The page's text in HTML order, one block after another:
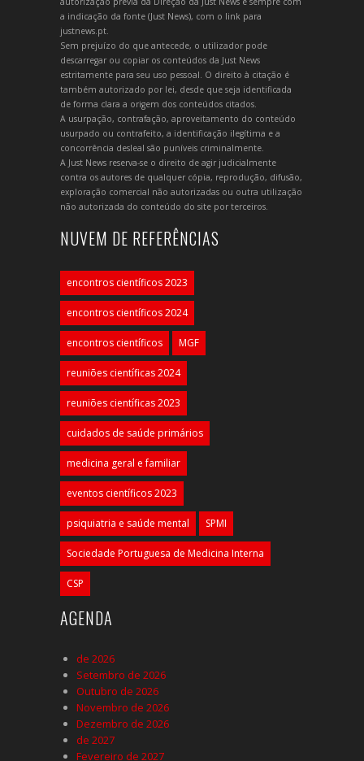
a indicação da fonte (Just News), com o link para
justnews.pt.
Sem prejuízo do que antecede, o utilizador pode
descarregar ou copiar os conteúdos da Just News
estritamente para seu uso pessoal. O direito à citação é
também autorizado por lei, desde que seja identificada
de forma clara a origem dos conteúdos citados.
A usurpação, contrafação, aproveitamento do conteúdo
usurpado ou contrafeito, a identificação ilegítima e a
concorrência desleal são puníveis criminalmente.
A Just News reserva-se o direito de agir judicialmente
contra os autores de qualquer cópia, reprodução, difusão,
exploração comercial não autorizadas ou outra utilização
não autorizada do conteúdo do site por terceiros.
NUVEM DE REFERÊNCIAS
encontros científicos 2023
encontros científicos 2024
encontros científicos MGF
reuniões científicas 2024
reuniões científicas 2023
cuidados de saúde primários
medicina geral e familiar
eventos científicos 2023
psiquiatria e saúde mental SPMI
Sociedade Portuguesa de Medicina Interna
CSP
AGENDA
de 2026
Setembro de 2026
Outubro de 2026
Novembro de 2026
Dezembro de 2026
de 2027
Fevereiro de 2027